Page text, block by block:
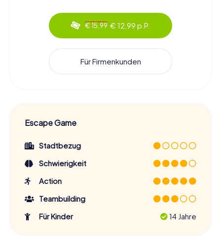
€ 15,99 € 12,99 p.P.
Für Firmenkunden
Escape Game
Stadtbezug
Schwierigkeit
Action
Teambuilding
Für Kinder
14 Jahre